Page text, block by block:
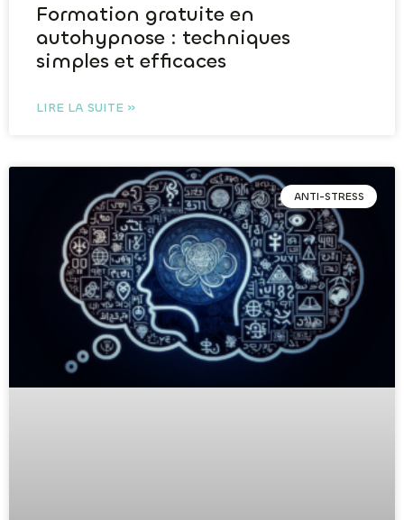
Formation gratuite en
autohypnose : techniques
simples et efficaces
LIRE LA SUITE »
ANTI-STRESS